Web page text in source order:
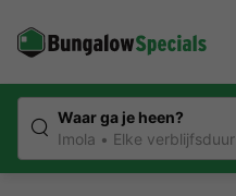
Waar ga je heen?
Imola
Elke verblijfsduur